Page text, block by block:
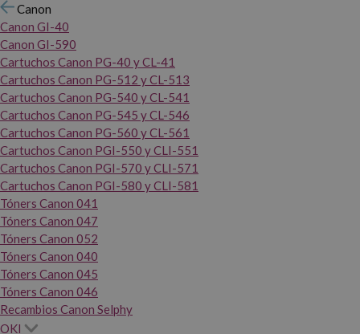
Canon
Canon GI-40
Canon GI-590
Cartuchos Canon PG-40 y CL-41
Cartuchos Canon PG-512 y CL-513
Cartuchos Canon PG-540 y CL-541
Cartuchos Canon PG-545 y CL-546
Cartuchos Canon PG-560 y CL-561
Cartuchos Canon PGI-550 y CLI-551
Cartuchos Canon PGI-570 y CLI-571
Cartuchos Canon PGI-580 y CLI-581
Tóners Canon 041
Tóners Canon 047
Tóners Canon 052
Tóners Canon 040
Tóners Canon 045
Tóners Canon 046
Recambios Canon Selphy
OKI